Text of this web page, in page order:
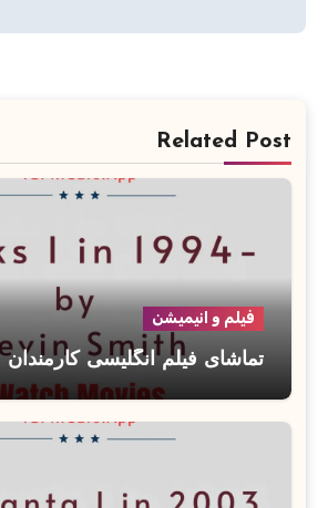
Related Post
فیلم و انیمیشن
تماشای فیلم انگلیسی کارمندان 1